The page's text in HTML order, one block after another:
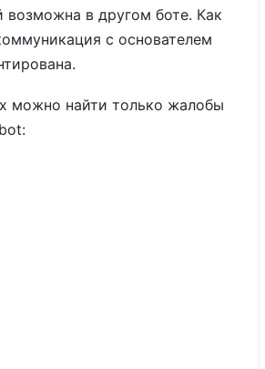
возможна в другом боте. Как
с основателем
можно найти только жалобы